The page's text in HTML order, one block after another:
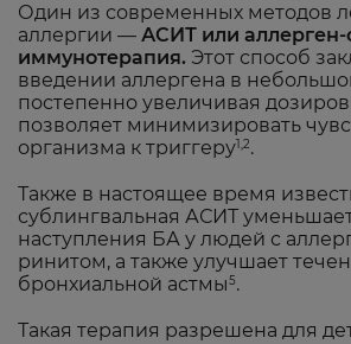
Один из современных методов
аллергии — АСИТ или
иммунотерапия. Этот способ
введении аллергена в
постепенно увеличивая
позволяет минимизировать
организма к триггеру1,2.
Также в настоящее время
сублингвальная АСИТ
наступления БА у людей с
ринитом, а также улучшает
бронхиальной астмы5.
Такая терапия разрешена для